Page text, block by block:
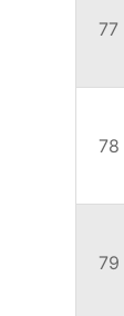
77
78
79